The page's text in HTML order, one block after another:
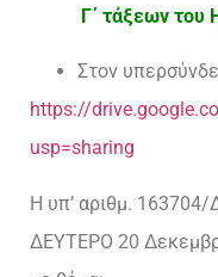
Γ΄ τάξεων του
Στον
https://
usp=sharing
Η υπ’ αριθμ.
ΔΕΥΤΕΡΟ 20